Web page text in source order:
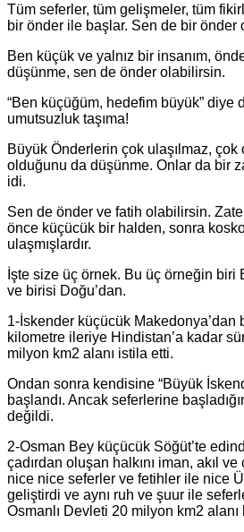
Tüm seferler, tüm gelişmeler, tüm
bir önder ile başlar. Sen de bir önder
Ben küçük ve yalnız bir insanım,
düşünme, sen de önder olabilirsin.
“Ben küçüğüm, hedefim büyük” diye
umutsuzluk taşıma!
Büyük Önderlerin çok ulaşılmaz, çok
olduğunu da düşünme. Onlar da bir
idi.
Sen de önder ve fatih olabilirsin.
önce küçücük bir halden, sonra
ulaşmışlardır.
İşte size üç örnek. Bu üç örneğin biri
ve birisi Doğu’dan.
1-İskender küçücük Makedonya’dan
kilometre ileriye Hindistan’a kadar
milyon km2 alanı istila etti.
Ondan sonra kendisine “Büyük
başlandı. Ancak seferlerine
değildi.
2-Osman Bey küçücük Söğüt’te
çadırdan oluşan halkını iman, akıl
nice nice seferler ve fetihler ile nice
geliştirdi ve aynı ruh ve şuur ile
Osmanlı Devleti 20 milyon km2 alanı